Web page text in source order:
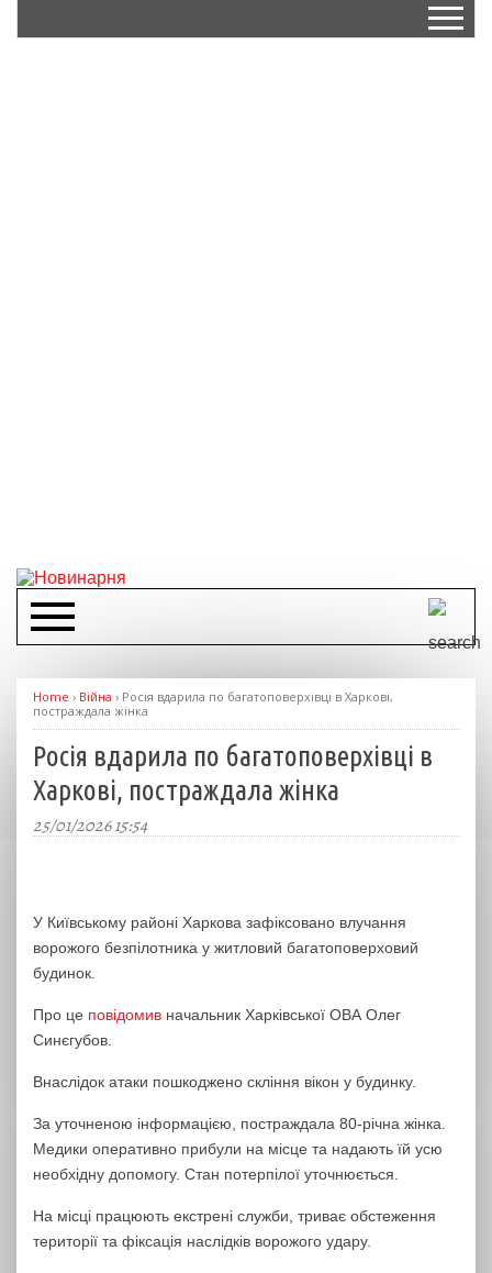
Home › Війна › Росія вдарила по багатоповерхівці в Харкові,
постраждала жінка
Росія вдарила по багатоповерхівці в
Харкові, постраждала жінка
25/01/2026 15:54
У Київському районі Харкова зафіксовано влучання
ворожого безпілотника у житловий багатоповерховий
будинок.
Про це повідомив начальник Харківської ОВА Олег
Синєгубов.
Внаслідок атаки пошкоджено скління вікон у будинку.
За уточненою інформацією, постраждала 80-річна жінка.
Медики оперативно прибули на місце та надають їй усю
необхідну допомогу. Стан потерпілої уточнюється.
На місці працюють екстрені служби, триває обстеження
території та фіксація наслідків ворожого удару.